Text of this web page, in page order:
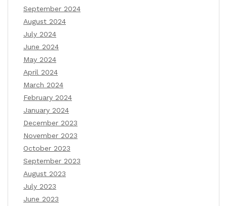
September 2024
August 2024
July 2024
June 2024
May 2024
April 2024
March 2024
February 2024
January 2024
December 2023
November 2023
October 2023
September 2023
August 2023
July 2023
June 2023